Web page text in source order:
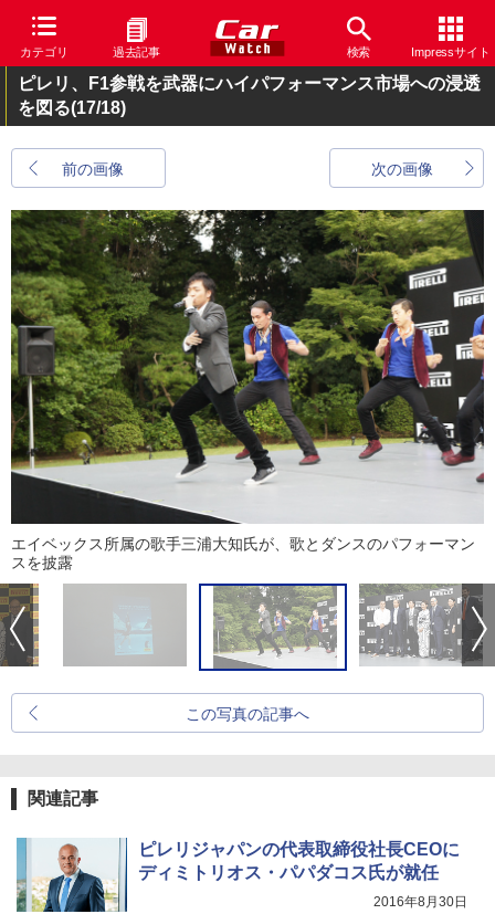
カテゴリ 過去記事 検索 Impressサイト
ピレリ、F1参戦を武器にハイパフォーマンス市場への浸透
を図る(17/18)
前の画像 次の画像
エイベックス所属の歌手三浦大知氏が、歌とダンスのパフォーマン
スを披露
この写真の記事へ
関連記事
ピレリジャパンの代表取締役社長CEOに
ディミトリオス・パパダコス氏が就任
2016年8月30日